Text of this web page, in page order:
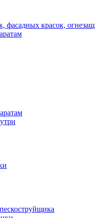
фасадных красок,